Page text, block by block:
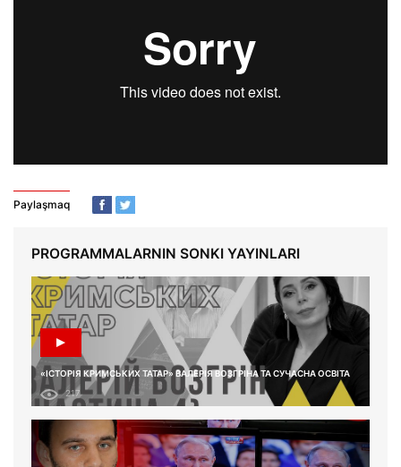
Paylaşmaq
PROGRAMMALARNIN SONKI YAYINLARI
«ІСТОРІЯ КРИМСЬКИХ ТАТАР» ВАЛЕРІЯ ВОЗГРІНА ТА СУЧАСНА ОСВІТА
217